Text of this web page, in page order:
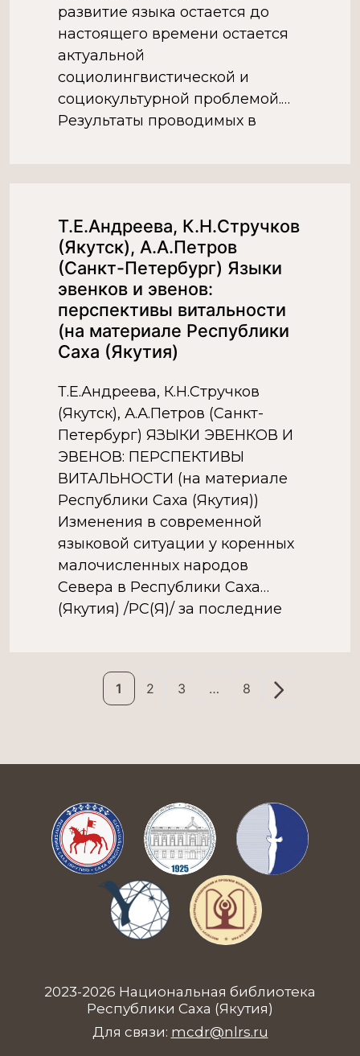
развитие языка остается до
настоящего времени остается
актуальной
социолингвистической и
социокультурной проблемой.
Результаты проводимых в
минимума, языковая ситуация с
родным языком однозначно
оценивается как кризисная и
может служить одним из […]
Т.Е.Андреева, К.Н.Стручков
(Якутск), А.А.Петров
(Санкт-Петербург) Языки
эвенков и эвенов:
перспективы витальности
(на материале Республики
Саха (Якутия)
Т.Е.Андреева, К.Н.Стручков
(Якутск), А.А.Петров (Санкт-
Петербург) ЯЗЫКИ ЭВЕНКОВ И
ЭВЕНОВ: ПЕРСПЕКТИВЫ
ВИТАЛЬНОСТИ (на материале
Республики Саха (Якутия))
Изменения в современной
языковой ситуации у коренных
малочисленных народов
Севера в Республики Саха
(Якутия) /РС(Я)/ за последние
малочисленных народов
Севера в РС(Я) получили статус
республике. Занимая третью […]
1 2 3 … 8
2023-2026 Национальная библиотека
Республики Саха (Якутия)
Для связи: mcdr@nlrs.ru